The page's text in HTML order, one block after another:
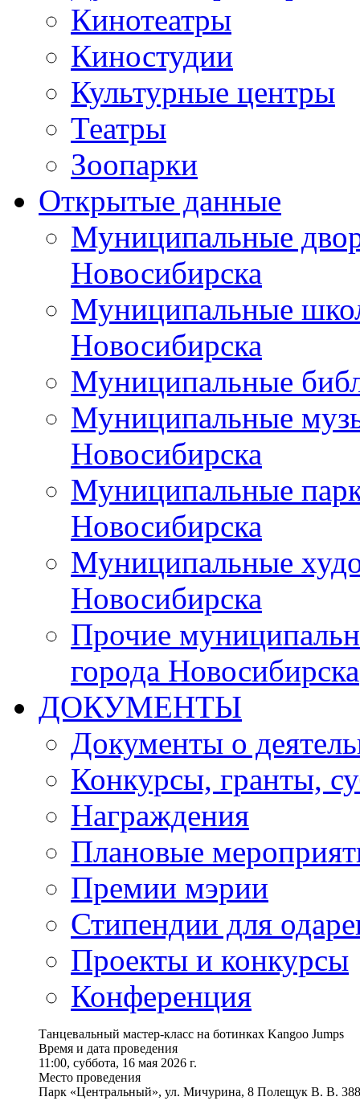
Кинотеатры
Киностудии
Культурные центры
Театры
Зоопарки
Открытые данные
Муниципальные
Новосибирска
Муниципальные
Новосибирска
Муниципальные
Муниципальные
Новосибирска
Муниципальные
Новосибирска
Муниципальные
Новосибирска
Прочие
города Новосибирска
ДОКУМЕНТЫ
Документы о
Конкурсы, гранты,
Награждения
Плановые
Премии мэрии
Стипендии для
Проекты и конкурсы
Конференция
Танцевальный мастер-класс на ботинках Kangoo Jumps
Время и дата проведения
11:00, суббота, 16 мая 2026 г.
Место проведения
Парк «Центральный», ул. Мичурина, 8 Полещук В. В.